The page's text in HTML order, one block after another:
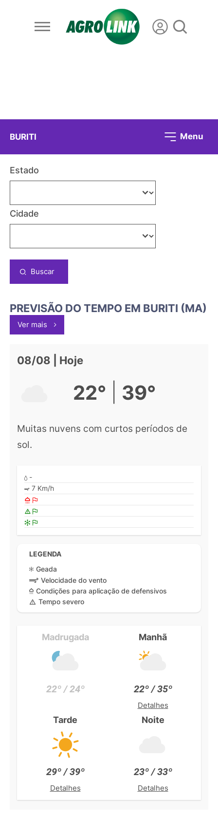
BURITI Menu
Estado
Cidade
Buscar
PREVISÃO DO TEMPO EM BURITI (MA)
Ver mais
08/08 | Hoje
22° 39°
Muitas nuvens com curtos períodos de
sol.
-
7 Km/h
LEGENDA
Geada
Velocidade do vento
Condições para aplicação de defensivos
Tempo severo
Madrugada
22º / 24º
Manhã
22º / 35º
Detalhes
Tarde
29º / 39º
Detalhes
Noite
23º / 33º
Detalhes